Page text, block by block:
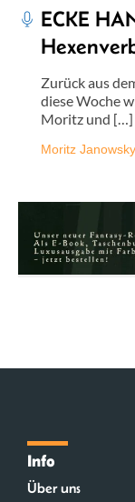
ECKE
Zurück aus
diese Woche
Moritz und […]
Moritz Janowsky
Info
Über uns